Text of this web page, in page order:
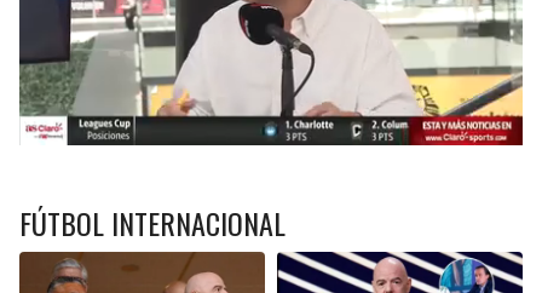
FÚTBOL INTERNACIONAL